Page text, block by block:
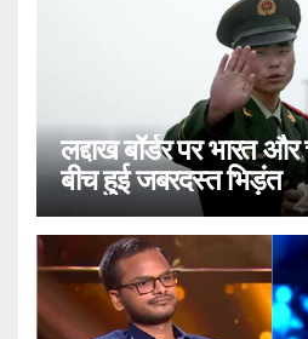
लद्दाख बॉर्डर पर भारत
बीच हुई जबरदस्त भिड़ंत